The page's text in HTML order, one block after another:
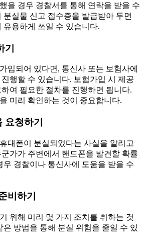
을 경우 경찰서를 통해 연락을 받을 수
분실물 신고 접수증을 발급받아 두면
유용하게 쓰일 수 있습니다.
입되어 있다면, 통신사 또는 보험사에
행할 수 있습니다. 보험가입 시 제공
여 필요한 절차를 진행하면 됩니다.
미리 확인하는 것이 중요합니다.
요청하기
대폰이 분실되었다는 사실을 알리고
가가 주변에서 핸드폰을 발견할 확률
우 경찰이나 통신사에 도움을 받을 수
비하기
위해 미리 몇 가지 조치를 취하는 것
은 방법을 통해 분실 위험을 줄일 수 있